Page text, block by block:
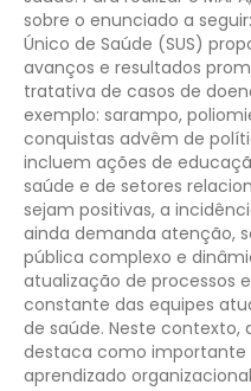
sobre o enunciado a seguir:
Único de Saúde (SUS)
avanços e resultados
tratativa de casos de
exemplo: sarampo,
conquistas advêm de
incluem ações de
saúde e de setores
sejam positivas, a
ainda demanda atenção,
pública complexo e
atualização de processos
constante das equipes
de saúde. Neste contexto,
destaca como
aprendizado